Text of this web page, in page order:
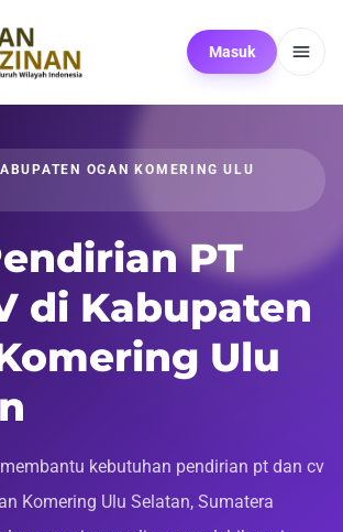
Masuk
OGAN KOMERING ULU
PT
di Kabupaten
Ulu
kebutuhan pendirian pt dan cv
Komering Ulu Selatan, Sumatera